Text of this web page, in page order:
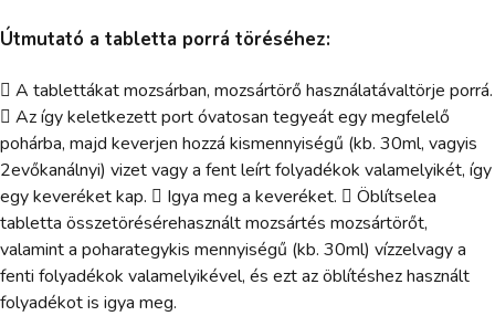
Útmutató a tabletta porrá töréséhez:
 A tablettákat mozsárban, mozsártörő használatávaltörje porrá.
 Az így keletkezett port óvatosan tegyeát egy megfelelő
pohárba, majd keverjen hozzá kismennyiségű (kb. 30ml, vagyis
2evőkanálnyi) vizet vagy a fent leírt folyadékok valamelyikét, így
egy keveréket kap.  Igya meg a keveréket.  Öblítselea
tabletta összetörésérehasznált mozsártés mozsártörőt,
valamint a poharategykis mennyiségű (kb. 30ml) vízzelvagy a
fenti folyadékok valamelyikével, és ezt az öblítéshez használt
folyadékot is igya meg.